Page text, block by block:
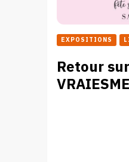
EXPOSITIONS
Retour